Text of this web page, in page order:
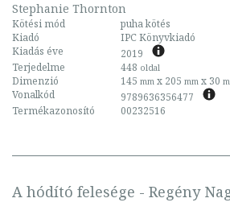
Stephanie Thornton
Kötési mód
puha kötés
Kiadó
IPC Könyvkiadó
Kiadás éve
2019
Terjedelme
448 oldal
Dimenzió 145 mm x 205 mm x 30
Vonalkód
9789636356477
Termékazonosító
00232516
A hódító felesége - Regény